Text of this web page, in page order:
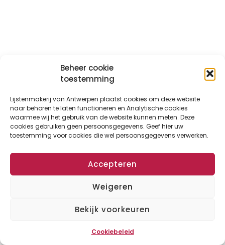
Beheer cookie
toestemming
Lijstenmakerij van Antwerpen plaatst cookies om deze website
naar behoren te laten functioneren en Analytische cookies
waarmee wij het gebruik van de website kunnen meten. Deze
cookies gebruiken geen persoonsgegevens. Geef hier uw
toestemming voor cookies die wel persoonsgegevens verwerken.
Accepteren
Weigeren
Bekijk voorkeuren
Cookiebeleid